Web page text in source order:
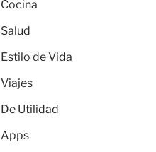
Cocina
Salud
Estilo de Vida
Viajes
De Utilidad
Apps